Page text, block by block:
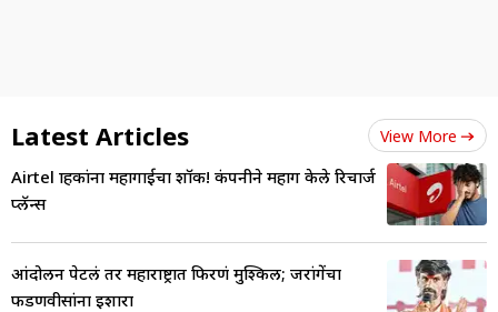
Latest Articles View More
Airtel ग्राहकांना महागाईचा शॉक! कंपनीने महाग केले रिचार्ज
प्लॅन्स
आंदोलन पेटलं तर महाराष्ट्रात फिरणं मुश्किल; जरांगेंचा
फडणवीसांना इशारा